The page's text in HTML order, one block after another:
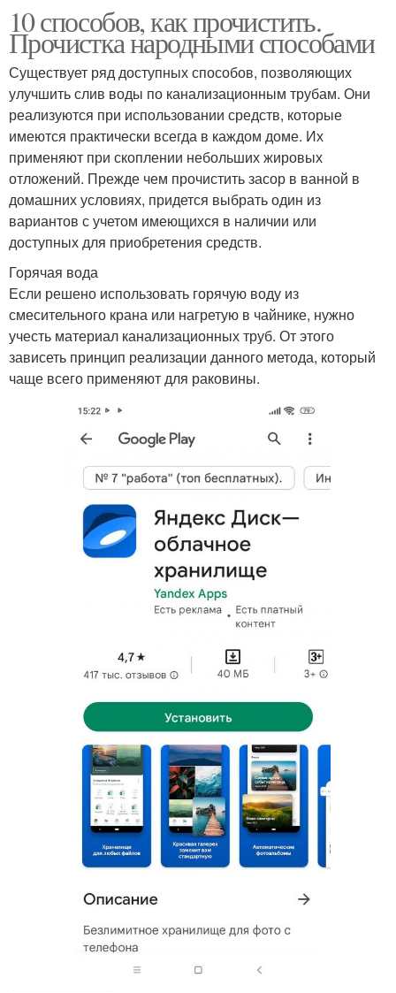
10 способов, как прочистить.
Прочистка народными способами
Существует ряд доступных способов, позволяющих
улучшить слив воды по канализационным трубам. Они
реализуются при использовании средств, которые
имеются практически всегда в каждом доме. Их
применяют при скоплении небольших жировых
отложений. Прежде чем прочистить засор в ванной в
домашних условиях, придется выбрать один из
вариантов с учетом имеющихся в наличии или
доступных для приобретения средств.
Горячая вода
Если решено использовать горячую воду из
смесительного крана или нагретую в чайнике, нужно
учесть материал канализационных труб. От этого
зависеть принцип реализации данного метода, который
чаще всего применяют для раковины.